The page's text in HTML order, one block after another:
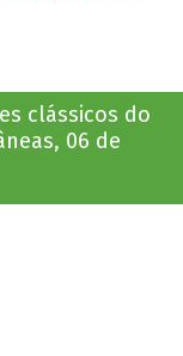
clássicos do
06 de